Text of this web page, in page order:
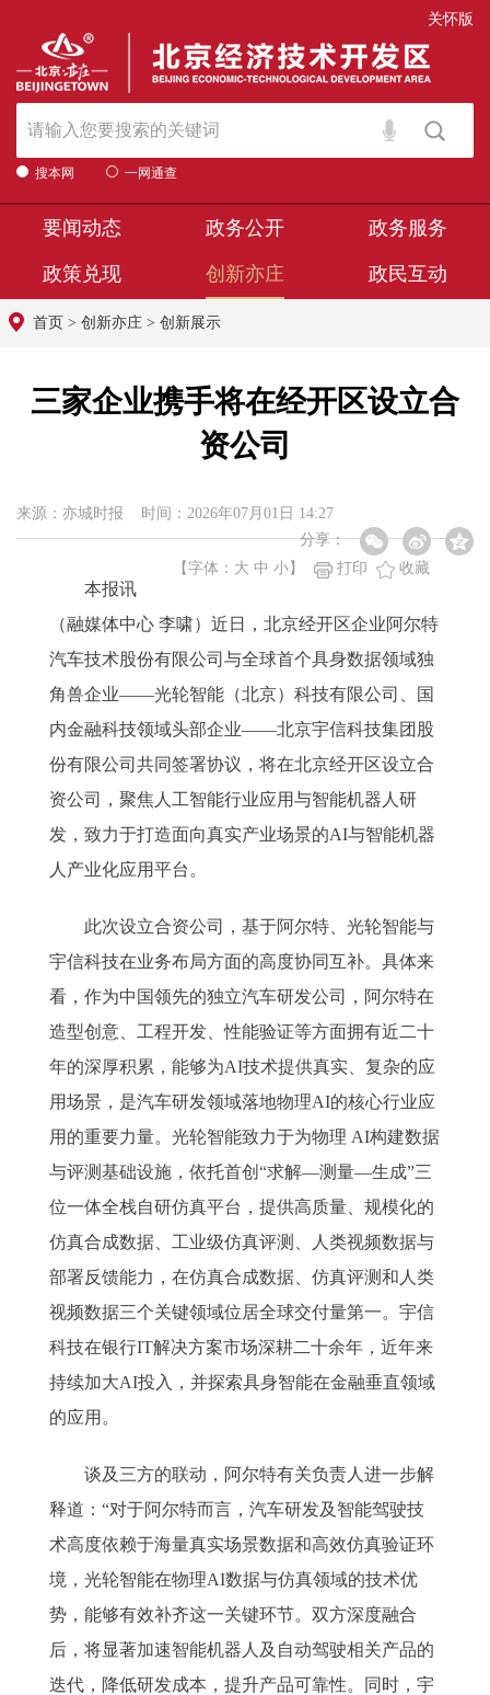
关怀版
搜本网 一网通查
要闻动态 政务公开 政务服务
政策兑现 创新亦庄 政民互动
首页 > 创新亦庄 > 创新展示
三家企业携手将在经开区设立合
资公司
来源：亦城时报 时间：2026年07月01日 14:27
分享：
【字体： 大 中 小 】 打印 收藏
本报讯
（融媒体中心 李啸）近日，北京经开区企业阿尔特
汽车技术股份有限公司与全球首个具身数据领域独
角兽企业——光轮智能（北京）科技有限公司、国
内金融科技领域头部企业——北京宇信科技集团股
份有限公司共同签署协议，将在北京经开区设立合
资公司，聚焦人工智能行业应用与智能机器人研
发，致力于打造面向真实产业场景的AI与智能机器
人产业化应用平台。
此次设立合资公司，基于阿尔特、光轮智能与
宇信科技在业务布局方面的高度协同互补。具体来
看，作为中国领先的独立汽车研发公司，阿尔特在
造型创意、工程开发、性能验证等方面拥有近二十
年的深厚积累，能够为AI技术提供真实、复杂的应
用场景，是汽车研发领域落地物理AI的核心行业应
用的重要力量。光轮智能致力于为物理 AI构建数据
与评测基础设施，依托首创“求解—测量—生成”三
位一体全栈自研仿真平台，提供高质量、规模化的
仿真合成数据、工业级仿真评测、人类视频数据与
部署反馈能力，在仿真合成数据、仿真评测和人类
视频数据三个关键领域位居全球交付量第一。宇信
科技在银行IT解决方案市场深耕二十余年，近年来
持续加大AI投入，并探索具身智能在金融垂直领域
的应用。
谈及三方的联动，阿尔特有关负责人进一步解
释道：“对于阿尔特而言，汽车研发及智能驾驶技
术高度依赖于海量真实场景数据和高效仿真验证环
境，光轮智能在物理AI数据与仿真领域的技术优
势，能够有效补齐这一关键环节。双方深度融合
后，将显著加速智能机器人及自动驾驶相关产品的
迭代，降低研发成本，提升产品可靠性。同时，宇